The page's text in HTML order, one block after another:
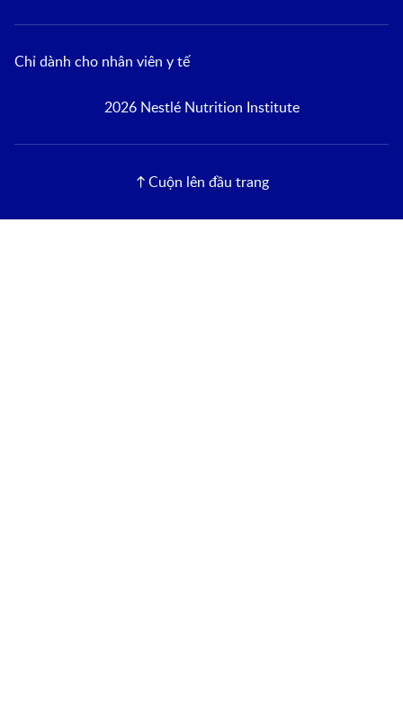
Chỉ dành cho nhân viên y tế
2026 Nestlé Nutrition Institute
Cuộn lên đầu trang